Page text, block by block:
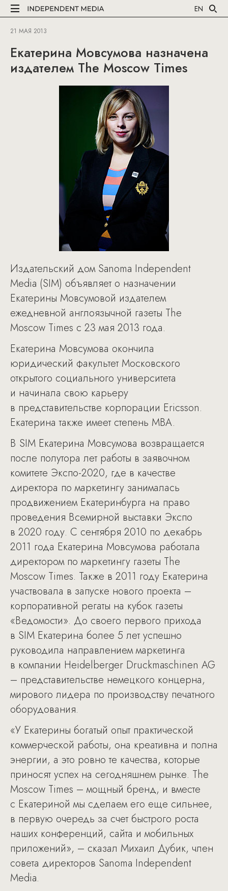
EN
21 МАЯ 2013
Екатерина Мовсумова назначена
издателем The Moscow Times
Издательский дом Sanoma Independent
Media (SIM) объявляет о назначении
Екатерины Мовсумовой издателем
ежедневной англоязычной газеты The
Moscow Times с 23 мая 2013 года.
Екатерина Мовсумова окончила
юридический факультет Московского
открытого социального университета
и начинала свою карьеру
в представительстве корпорации Ericsson.
Екатерина также имеет степень MBA.
В SIM Екатерина Мовсумова возвращается
после полутора лет работы в заявочном
комитете Экспо-2020, где в качестве
директора по маркетингу занималась
продвижением Екатеринбурга на право
проведения Всемирной выставки Экспо
в 2020 году. С сентября 2010 по декабрь
2011 года Екатерина Мовсумова работала
директором по маркетингу газеты The
Moscow Times. Также в 2011 году Екатерина
участвовала в запуске нового проекта –
корпоративной регаты на кубок газеты
«Ведомости». До своего первого прихода
в SIM Екатерина более 5 лет успешно
руководила направлением маркетинга
в компании Heidelberger Druckmaschinen AG
– представительстве немецкого концерна,
мирового лидера по производству печатного
оборудования.
«У Екатерины богатый опыт практической
коммерческой работы, она креативна и полна
энергии, а это ровно те качества, которые
приносят успех на сегодняшнем рынке. The
Moscow Times – мощный бренд, и вместе
с Екатериной мы сделаем его еще сильнее,
в первую очередь за счет быстрого роста
наших конференций, сайта и мобильных
приложений», – сказал Михаил Дубик, член
совета директоров Sanoma Independent
Media.